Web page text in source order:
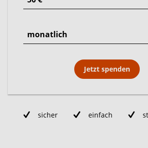
Jetzt spenden
sicher einfach